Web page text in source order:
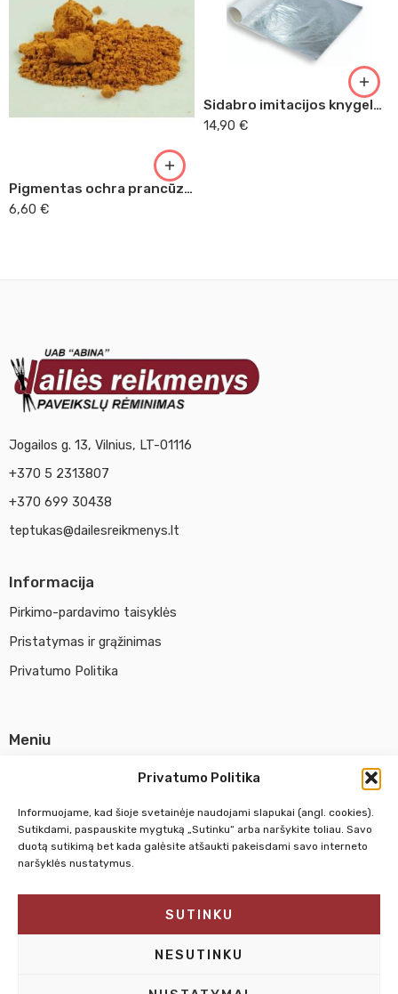
Privatumo Politika
Informuojame, kad šioje svetainėje naudojami slapukai (angl. cookies).
Sutikdami, paspauskite mygtuką „Sutinku“ arba naršykite toliau. Savo
duotą sutikimą bet kada galėsite atšaukti pakeisdami savo interneto
naršyklės nustatymus.
SUTINKU
NESUTINKU
Pigmentas ochra prancūziška Jales 50g Kr
6,60 €
Sidabro imitacijos knygelės 14 x 14
14,90 €
Jogailos g. 13, Vilnius, LT-01116
+370 5 2313807
+370 699 30438
teptukas@dailesreikmenys.lt
Informacija
Pirkimo-pardavimo taisyklės
Pristatymas ir grąžinimas
Privatumo Politika
Meniu
Susisiekti su mumis